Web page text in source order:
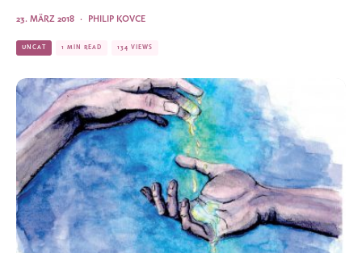
PHILIP KOVCE
·
23. MÄRZ 2018
UNCAT 1 MIN READ 134 VIEWS